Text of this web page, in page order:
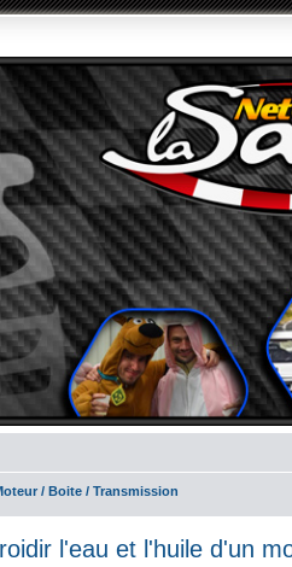
/ Boite / Transmission
l'eau et l'huile d'un